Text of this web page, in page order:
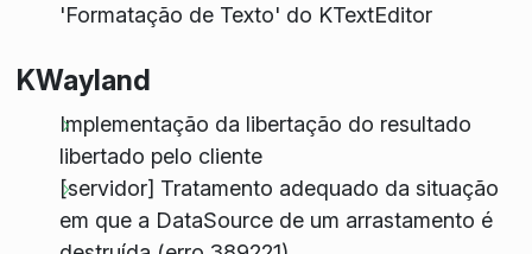
'Formatação de Texto' do KTextEditor
KWayland
Implementação da libertação do resultado
libertado pelo cliente
[servidor] Tratamento adequado da situação
em que a DataSource de um arrastamento é